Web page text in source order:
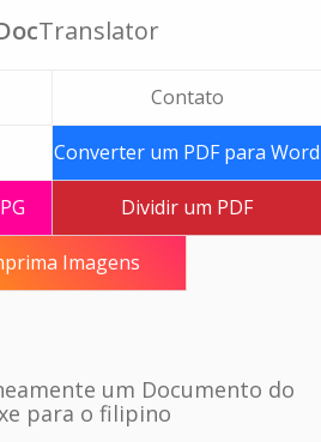
Translator
Contato
Converter um PDF para Word
Dividir um PDF
Imagens
um Documento do
para o filipino